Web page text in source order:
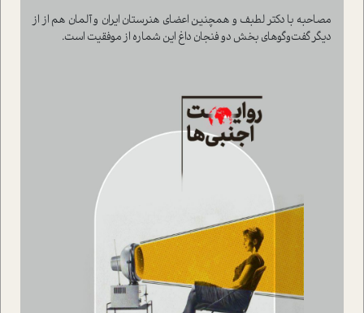
مصاحبه با دکتر لطبف و همچنین اعضای هنرستان ایران و آلمان هم از از
دیگر گفت‌و‌گوهای بخش دو فنجان داغ این شماره از موفقیت است.